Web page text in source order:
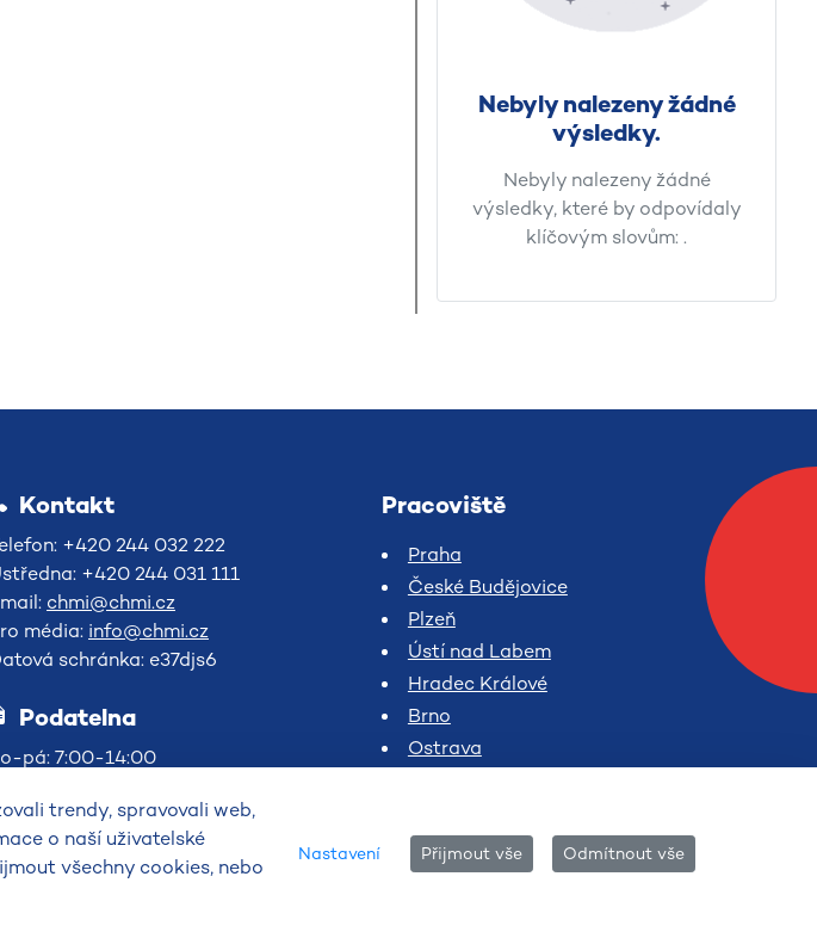
Nebyly nalezeny žádné
výsledky.
Nebyly nalezeny žádné
výsledky, které by odpovídaly
klíčovým slovům:.
Kontakt
+420 244 032 222
+420 244 031 111
chmi@chmi.cz
média: info@chmi.cz
schránka: e37djs6
Podatelna
pá: 7:00-14:00
Pracoviště
Praha
České Budějovice
Plzeň
Ústí nad Labem
Hradec Králové
Brno
Ostrava
trendy, spravovali web,
o naší uživatelské
všechny cookies, nebo
Nastavení Přijmout vše Odmítnout vše